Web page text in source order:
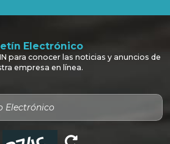
Electrónico
para conocer las noticias y anuncios de
empresa en línea.